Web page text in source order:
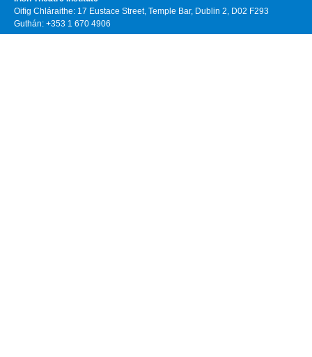
Oifig Chláraithe: 17 Eustace Street, Temple Bar, Dublin 2, D02 F293
Guthán: +353 1 670 4906